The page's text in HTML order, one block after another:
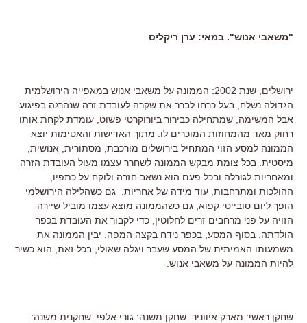
"משאבי אנוש". במאי: ערן ריקליס
ירושלים, שנת 2002: הממונה על משאבי אנוש במאפייה הירושלמית
הגדולה נשלח, בעל כרחו לברר את שקרה לעובדת זרה שנהרגה בפיגוע.
אבל המשימה, שמתחילה כבירור ביורוקרטי פשוט, עומדת לקחת אותו
רחוק מאד מהמחוזות המוכרים לו. מתוך האדישות והאטימות יוצא
הממונה למסע הזוי המתחיל בירושלים מורכבת, מסתורית, אנושית,
מיסטית. בכל צומת מבקש הממונה לשחרר עצמו מעול העובדת הזרה
ומאחריות לגורלה ובכל פעם הוא נשאב חזרה ולוקח על כתפיו,
ההולכות ומתרחבות, עוד מידה של אחריות. גם כשהלילה הירושלמי
הופך ליום סובייטי קפוא, גם כשהממונה מוצא עצמו מוביל שיירה
הזויה על פני מרחבים זרים לחלוטין, כדי לקבור את העובדת בכפר
הולדתה. בסוף המסע, בכפר נידח בקצה המפה, יבין הממונה את
משמעותו האמיתית של המסע שעבר ויגלה שאולי, בכל זאת, הוא כשיר
להיות הממונה על משאבי אנוש.
שחקן ראשי: מארק איווניר. שחקן משנה: גורי אלפי. שחקנית משנה: